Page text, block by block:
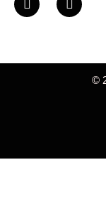
©